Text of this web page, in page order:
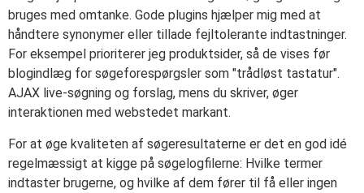
bruges med omtanke. Gode plugins hjælper mig med at
håndtere synonymer eller tillade fejltolerante indtastninger.
For eksempel prioriterer jeg produktsider, så de vises før
blogindlæg for søgeforespørgsler som "trådløst tastatur".
AJAX live-søgning og forslag, mens du skriver, øger
interaktionen med webstedet markant.
For at øge kvaliteten af søgeresultaterne er det en god idé
regelmæssigt at kigge på søgelogfilerne: Hvilke termer
indtaster brugerne, og hvilke af dem fører til få eller ingen